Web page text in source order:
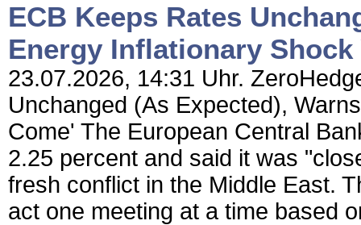
ECB Keeps Rates
Energy Inflationary Shock
23.07.2026, 14:31 Uhr.
Unchanged (As Expected),
Come' The European Central
2.25 percent and said it was
fresh conflict in the Middle East.
act one meeting at a time based